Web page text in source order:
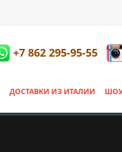
+7 862 295-95-55
ДОСТАВКИ ИЗ ИТАЛИИ